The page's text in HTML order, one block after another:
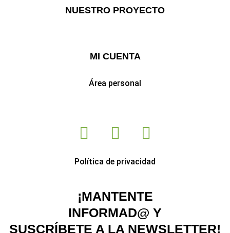
NUESTRO PROYECTO
MI CUENTA
Área personal
F
a
c
b
o
o
I
n
s
a
g
r
T
w
i
t
e
r
Política de privacidad
¡MANTENTE
INFORMAD@ Y
SUSCRÍBETE A LA NEWSLETTER!